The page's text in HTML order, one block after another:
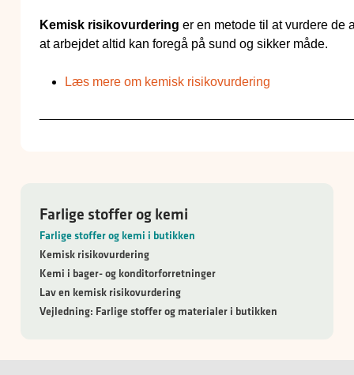
Farlige stoffer og kemi
Farlige stoffer og kemi i butikken
Kemisk risikovurdering
Kemi i bager- og konditorforretninger
Lav en kemisk risikovurdering
Vejledning: Farlige stoffer og materialer i butikken
Kemisk risikovurdering er en metode til at vurdere de
at arbejdet altid kan foregå på sund og sikker måde.
Læs mere om kemisk risikovurdering